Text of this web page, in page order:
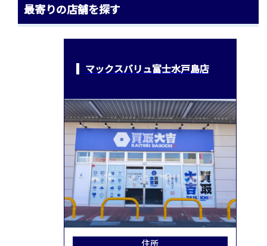
最寄りの店舗を探す
マックスバリュ富士水戸島店
住所